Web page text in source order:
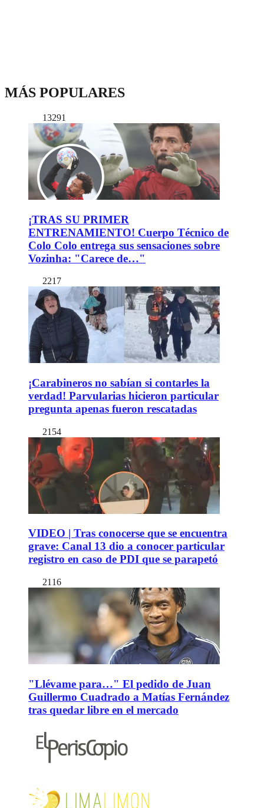
MÁS POPULARES
13291
¡TRAS SU PRIMER
ENTRENAMIENTO! Cuerpo Técnico de
Colo Colo entrega sus sensaciones sobre
Vozinha: "Carece de…"
2217
¡Carabineros no sabían si contarles la
verdad! Parvularias hicieron particular
pregunta apenas fueron rescatadas
2154
VIDEO | Tras conocerse que se encuentra
grave: Canal 13 dio a conocer particular
registro en caso de PDI que se parapetó
2116
"Llévame para…" El pedido de Juan
Guillermo Cuadrado a Matías Fernández
tras quedar libre en el mercado